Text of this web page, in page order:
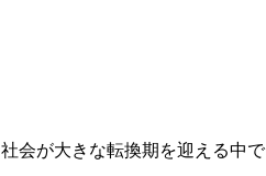
社会が大きな転換期を迎える中